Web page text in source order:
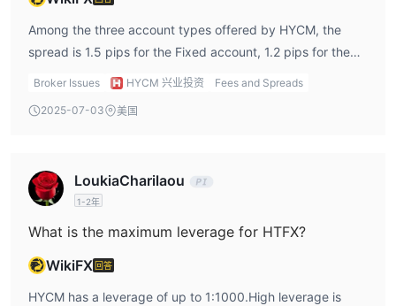
Among the three account types offered by HYCM, the
spread is 1.5 pips for the Fixed account, 1.2 pips for the
Classic account, and 0.1 pips for the Raw account.
Broker Issues HYCM 兴业投资 Fees and Spreads
2025-07-03 美国
LoukiaCharilaou
1-2年
What is the maximum leverage for HTFX?
WikiFX 回答
HYCM has a leverage of up to 1:1000.High leverage is